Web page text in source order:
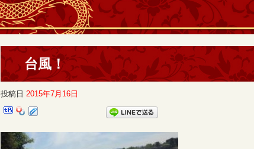
台風！
投稿日 2015年7月16日